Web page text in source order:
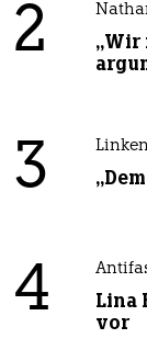
2
„Wir
3
4
Lina
vor